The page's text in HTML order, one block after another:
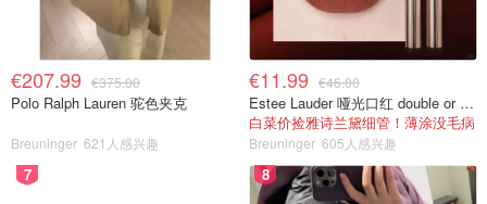
€207.99 €375.00
Polo Ralph Lauren 驼色夹克
Breuninger 621人感兴趣
€11.99 €46.00
Estee Lauder 哑光口红 double or nothing色号
白菜价捡雅诗兰黛细管！薄涂没毛病
Breuninger 605人感兴趣
7 8